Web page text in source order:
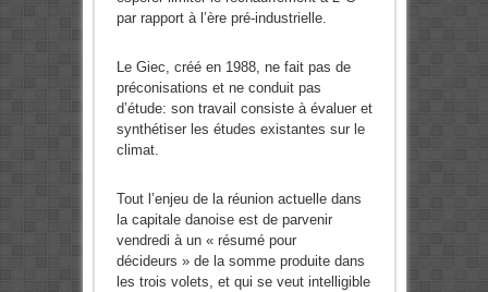
par rapport à l’ère pré-industrielle.
Le Giec, créé en 1988, ne fait pas de
préconisations et ne conduit pas
d’étude: son travail consiste à évaluer et
synthétiser les études existantes sur le
climat.
Tout l’enjeu de la réunion actuelle dans
la capitale danoise est de parvenir
vendredi à un « résumé pour
décideurs » de la somme produite dans
les trois volets, et qui se veut intelligible